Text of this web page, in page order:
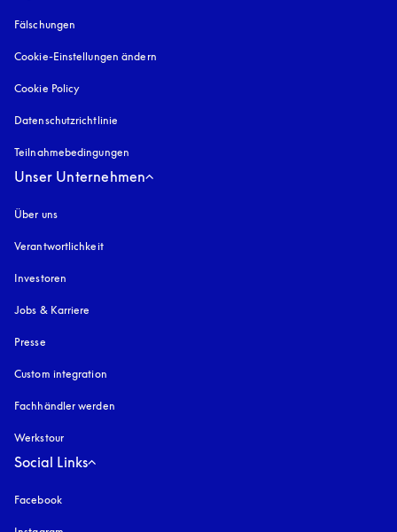
Fälschungen
Cookie-Einstellungen ändern
Cookie Policy
Datenschutzrichtlinie
Teilnahmebedingungen
Unser Unternehmen
Über uns
Verantwortlichkeit
Investoren
Jobs & Karriere
Presse
Custom integration
Fachhändler werden
Werkstour
Social Links
Facebook